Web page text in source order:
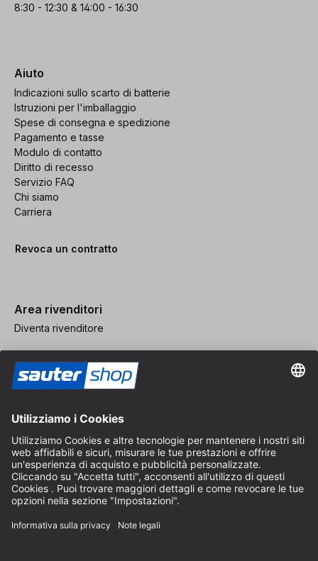
8:30 - 12:30 & 14:00 - 16:30
Aiuto
Indicazioni sullo scarto di batterie
Istruzioni per l'imballaggio
Spese di consegna e spedizione
Pagamento e tasse
Modulo di contatto
Diritto di recesso
Servizio FAQ
Chi siamo
Carriera
Revoca un contratto
Area rivenditori
Diventa rivenditore
CGV
Protezione dei Dati
Impostazioni dei Cookie